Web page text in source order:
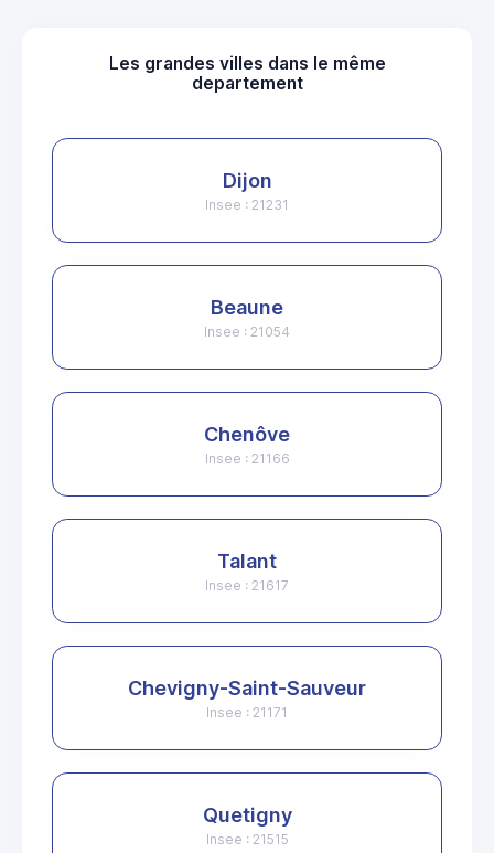
Les grandes villes dans le même
departement
Dijon
Insee : 21231
Beaune
Insee : 21054
Chenôve
Insee : 21166
Talant
Insee : 21617
Chevigny-Saint-Sauveur
Insee : 21171
Quetigny
Insee : 21515